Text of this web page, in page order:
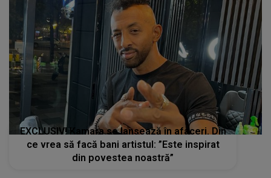
EXCLUSIV! Kamara se lansează în afaceri. Din
ce vrea să facă bani artistul: ”Este inspirat
din povestea noastră”